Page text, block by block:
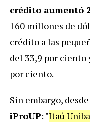
crédito aumentó
160 millones de
crédito a las
del 33,9 por ciento
por ciento.
Sin embargo,
iProUP: "Itaú